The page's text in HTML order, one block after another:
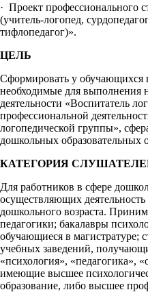
· Проект профессионального
(учитель-логопед,
тифлопедагог)».
ЦЕЛЬ
Сформировать у обучающихся
необходимые для выполнения
деятельности «Воспитатель
профессиональной
логопедической группы»,
дошкольных образовательных
КАТЕГОРИЯ
Для работников в сфере
осуществляющих
дошкольного возраста.
педагогики; бакалавры
обучающиеся в магистратуре;
учебных заведений,
«психология», «педагогика»,
имеющие высшее
образование, либо высшее